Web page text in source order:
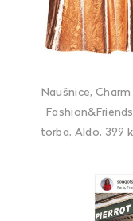
Naušnice,
torba, Aldo, 399